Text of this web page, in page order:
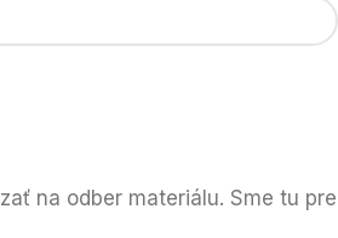
na odber materiálu. Sme tu pre